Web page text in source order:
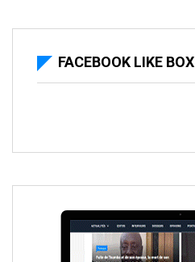
FACEBOOK LIKE BOX